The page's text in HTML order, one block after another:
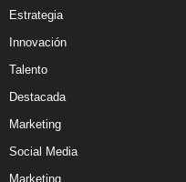
Estrategia
Innovación
Talento
Destacada
Marketing
Social Media
Marketing